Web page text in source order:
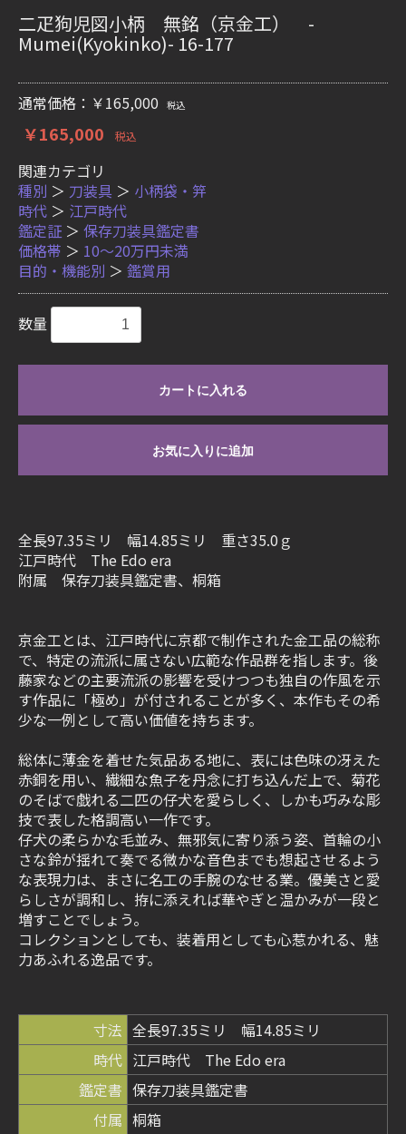
二疋狗児図小柄 無銘（京金工） -
Mumei(Kyokinko)- 16-177
通常価格：￥165,000 税込
￥165,000 税込
関連カテゴリ
種別 ＞ 刀装具 ＞ 小柄袋・笄
時代 ＞ 江戸時代
鑑定証 ＞ 保存刀装具鑑定書
価格帯 ＞ 10〜20万円未満
目的・機能別 ＞ 鑑賞用
数量
カートに入れる
お気に入りに追加
全長97.35ミリ 幅14.85ミリ 重さ35.0ｇ
江戸時代 The Edo era
附属 保存刀装具鑑定書、桐箱
京金工とは、江戸時代に京都で制作された金工品の総称
で、特定の流派に属さない広範な作品群を指します。後
藤家などの主要流派の影響を受けつつも独自の作風を示
す作品に「極め」が付されることが多く、本作もその希
少な一例として高い価値を持ちます。
総体に薄金を着せた気品ある地に、表には色味の冴えた
赤銅を用い、繊細な魚子を丹念に打ち込んだ上で、菊花
のそばで戯れる二匹の仔犬を愛らしく、しかも巧みな彫
技で表した格調高い一作です。
仔犬の柔らかな毛並み、無邪気に寄り添う姿、首輪の小
さな鈴が揺れて奏でる微かな音色までも想起させるよう
な表現力は、まさに名工の手腕のなせる業。優美さと愛
らしさが調和し、拵に添えれば華やぎと温かみが一段と
増すことでしょう。
コレクションとしても、装着用としても心惹かれる、魅
力あふれる逸品です。
寸法 全長97.35ミリ 幅14.85ミリ
時代 江戸時代 The Edo era
鑑定書 保存刀装具鑑定書
付属 桐箱